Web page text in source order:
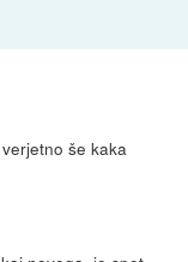
še kaka